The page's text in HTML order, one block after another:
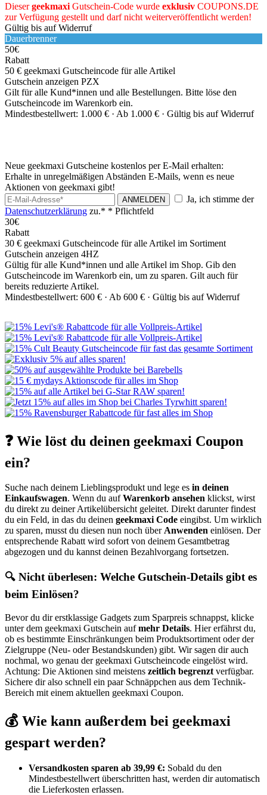
Diesergeekmaxi Gutschein-Code wurde exklusiv COUPONS.DE
zur Verfügung gestellt und darf nicht weiterveröffentlicht werden!
Gültig bis auf Widerruf
Dauerbrenner
50€
Rabatt
50 € geekmaxi Gutscheincode für alle Artikel
Gutschein anzeigen PZX
Gilt für alle Kund*innen und alle Bestellungen. Bitte löse den
Gutscheincode im Warenkorb ein.
Mindestbestellwert: 1.000 € · Ab 1.000 € · Gültig bis auf Widerruf
Neue geekmaxi Gutscheine kostenlos per E-Mail erhalten:
Erhalte in unregelmäßigen Abständen E-Mails, wenn es neue
Aktionen von geekmaxi gibt!
ANMELDEN
Ja, ich stimme der
Datenschutzerklärung zu.* * Pflichtfeld
30€
Rabatt
30 € geekmaxi Gutscheincode für alle Artikel im Sortiment
Gutschein anzeigen 4HZ
Gültig für alle Kund*innen und alle Artikel im Shop. Gib den
Gutscheincode im Warenkorb ein, um zu sparen. Gilt auch für
bereits reduzierte Artikel.
Mindestbestellwert: 600 € · Ab 600 € · Gültig bis auf Widerruf
❓ Wie löst du deinen geekmaxi Coupon
ein?
Suche nach deinem Lieblingsprodukt und lege es in deinen
Einkaufswagen. Wenn du aufWarenkorb ansehen klickst, wirst
du direkt zu deiner Artikelübersicht geleitet. Direkt darunter findest
du ein Feld, in das du deinen geekmaxi Code eingibst. Um wirklich
zu sparen, musst du diesen nun noch überAnwenden einlösen. Der
entsprechende Rabatt wird sofort von deinem Gesamtbetrag
abgezogen und du kannst deinen Bezahlvorgang fortsetzen.
🔍 Nicht überlesen: Welche Gutschein-Details gibt es
beim Einlösen?
Bevor du dir erstklassige Gadgets zum Sparpreis schnappst, klicke
unter dem geekmaxi Gutschein aufmehr Details. Hier erfährst du,
ob es bestimmte Einschränkungen beim Produktsortiment oder der
Zielgruppe (Neu- oder Bestandskunden) gibt. Wir sagen dir auch
nochmal, wo genau der geekmaxi Gutscheincode eingelöst wird.
Achtung: Die Aktionen sind meistens zeitlich begrenzt verfügbar.
Sichere dir also schnell ein paar Schnäppchen aus dem Technik-
Bereich mit einem aktuellen geekmaxi Coupon.
💰 Wie kann außerdem bei geekmaxi
gespart werden?
Versandkosten sparen ab 39,99 €: Sobald du den
Mindestbestellwert überschritten hast, werden dir automatisch
die Lieferkosten erlassen.